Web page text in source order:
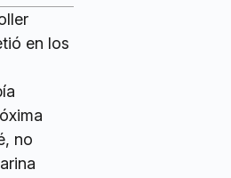
en los
no